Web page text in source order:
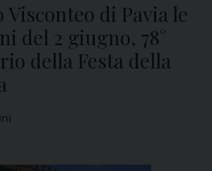
Visconteo di Pavia le
del 2 giugno, 78°
della Festa della